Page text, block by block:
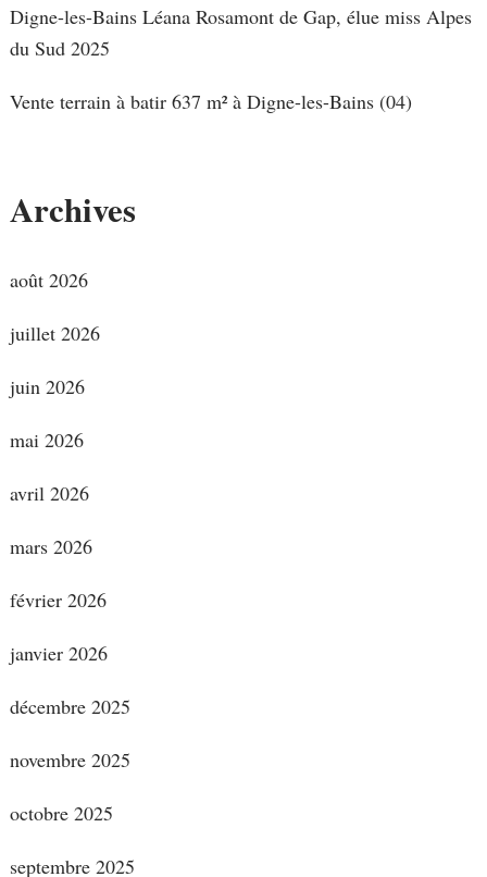
Digne-les-Bains Léana Rosamont de Gap, élue miss Alpes
du Sud 2025
Vente terrain à batir 637 m² à Digne-les-Bains (04)
Archives
août 2026
juillet 2026
juin 2026
mai 2026
avril 2026
mars 2026
février 2026
janvier 2026
décembre 2025
novembre 2025
octobre 2025
septembre 2025